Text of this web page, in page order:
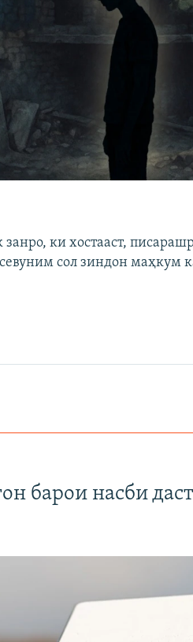
ки хостааст,
сол зиндон маҳкум
барои насби